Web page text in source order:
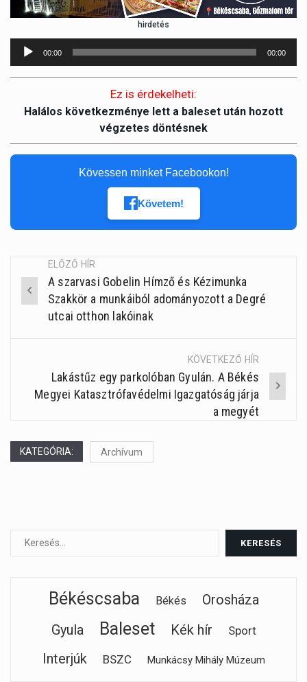
hirdetés
Audió
00:00 00:00
Ez is érdekelheti:
Halálos következménye lett a baleset után hozott
végzetes döntésnek
Kövessen minket Facebookon!
Követem!
Post
navigation
ELŐZŐ HÍR
A szarvasi Gobelin Hímző és Kézimunka
Szakkör a munkáiból adományozott a Degré
utcai otthon lakóinak
KÖVETKEZŐ HÍR
Lakástűz egy parkolóban Gyulán. A Békés
Megyei Katasztrófavédelmi Igazgatóság járja
a megyét
KATEGÓRIA: Archívum
Békéscsaba Békés
Orosháza
Gyula
Baleset Kék hír Sport
Interjúk BSZC Munkácsy Mihály Múzeum